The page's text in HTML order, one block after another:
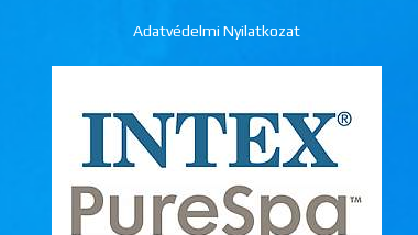
Adatvédelmi Nyilatkozat